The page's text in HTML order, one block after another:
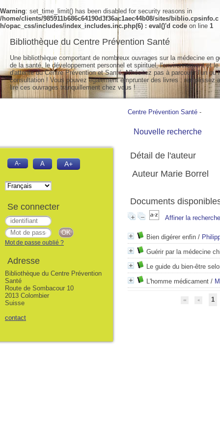
Warning: set_time_limit() has been disabled for security reasons in
/home/clients/985911b686c64190d3f36ac1aec44b08/sites/biblio.cpsinfo.c
h/opac_css/includes/index_includes.inc.php(6) : eval()'d code on line 1
Centre Prévention Santé -
Nouvelle recherche
Détail de l'auteur
Auteur Marie Borrel
Documents
Affiner la recherche
Bien digérer enfin /
Guérir par la médecine
Le guide du bien-être
L'homme médicament /
1
Bibliothèque du Centre Prévention Santé
Une bibliothèque comportant de nombreux ouvrages sur la médecine en
de la santé, le développement personnel et spirituel, l'environnement et
d'attente du Centre Prévention et Santé. N'hésitez pas à parcourir l'un
consultation ! Vous pouvez également emprunter des livres : remplissez
lire ces ouvrages tranquillement chez vous !
A- A A+
Se connecter
Mot de passe oublié ?
Adresse
Bibliothèque du Centre Prévention
Santé
Route de Sombacour 10
2013 Colombier
Suisse
contact